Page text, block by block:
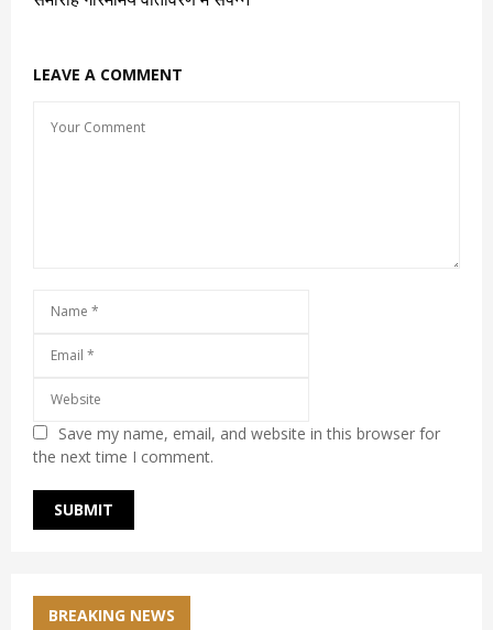
LEAVE A COMMENT
Save my name, email, and website in this browser for
the next time I comment.
BREAKING NEWS